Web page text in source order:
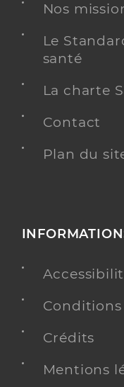
Nos
Le
santé
La charte
Contact
Plan du
Crédits
Mentions